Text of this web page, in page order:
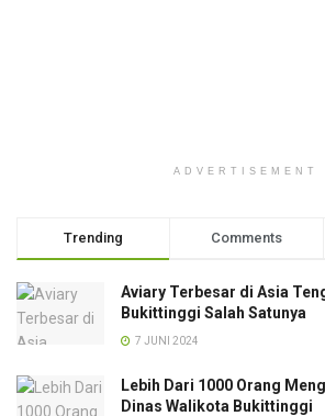
ADVERTISEMENT
Trending Comments
Aviary Terbesar di Asia
Bukittinggi Salah Satunya
7 JUNI 2024
Lebih Dari 1000 Orang
Dinas Walikota Bukittinggi